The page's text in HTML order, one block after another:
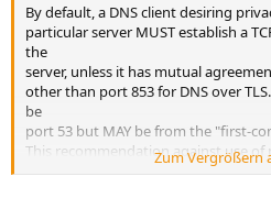
By default, a DNS client desiring
particular server MUST establish a
the
server, unless it has mutual
other than port 853 for DNS over
be
port 53 but MAY be from the "first-
This recommendation against use of
avoid complication in selecting use
Zum Vergrößern